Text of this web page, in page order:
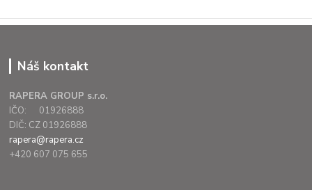
Náš kontakt
RAPERA GROUP s.r.o.
IČO: 01926888
DIČ: CZ 01926888
rapera@rapera.cz
+420 607 075 655